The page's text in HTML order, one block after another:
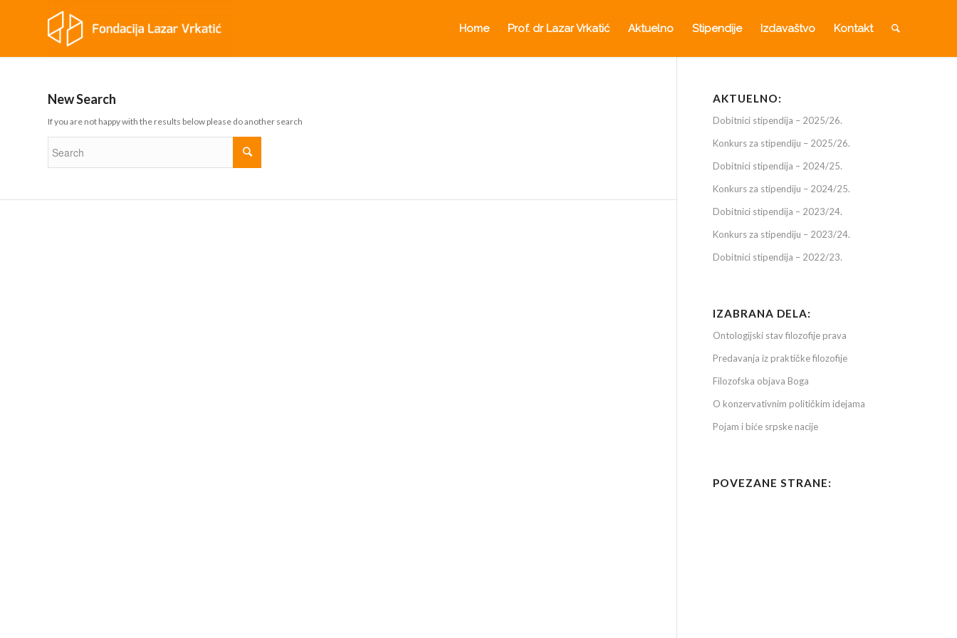
Home Prof. dr Lazar Vrkatić Aktuelno Stipendije Izdavaštvo Kontakt
New Search
If you are not happy with the results below please do another search
AKTUELNO:
Dobitnici stipendija – 2025/26.
Konkurs za stipendiju – 2025/26.
Dobitnici stipendija – 2024/25.
Konkurs za stipendiju – 2024/25.
Dobitnici stipendija – 2023/24.
Konkurs za stipendiju – 2023/24.
Dobitnici stipendija – 2022/23.
IZABRANA DELA:
Ontologijski stav filozofije prava
Predavanja iz praktičke filozofije
Filozofska objava Boga
O konzervativnim političkim idejama
Pojam i biće srpske nacije
POVEZANE STRANE: